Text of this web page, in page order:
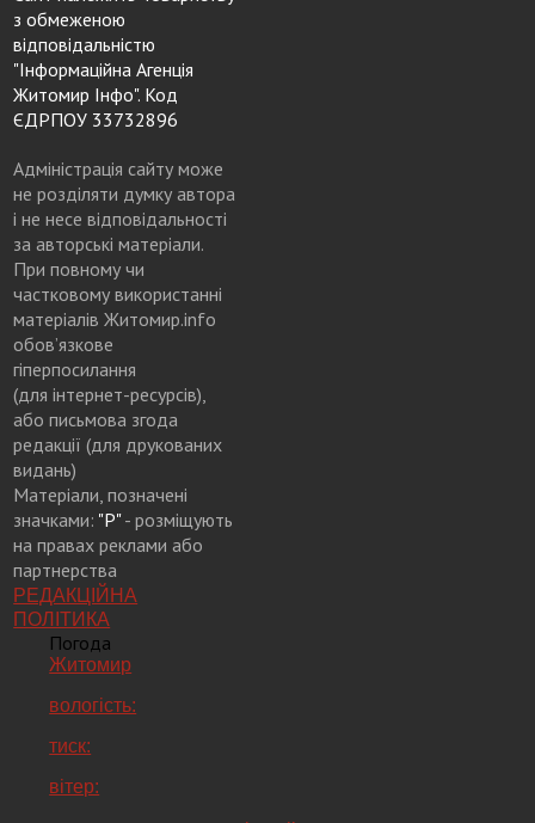
з обмеженою
відповідальністю
"Інформаційна Агенція
Житомир Інфо". Код
ЄДРПОУ 33732896
Адміністрація сайту може
не розділяти думку автора
і не несе відповідальності
за авторські матеріали.
При повному чи
частковому використанні
матеріалів Житомир.info
обов’язкове
гіперпосилання
(для інтернет-ресурсів),
або письмова згода
редакції (для друкованих
видань)
Матеріали, позначені
значками: "Р"- розміщують
на правах реклами або
партнерства
РЕДАКЦІЙНА
ПОЛІТИКА
Погода
Житомир
вологість:
тиск:
вітер: